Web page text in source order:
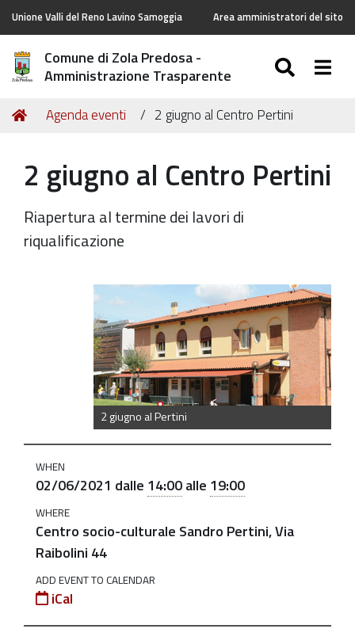
Unione Valli del Reno Lavino Samoggia Area amministratori del sito
Comune di Zola Predosa -
Amministrazione Trasparente
Tu
Home
Agenda eventi 2 giugno al Centro Pertini
2 giugno al Centro Pertini
Riapertura al termine dei lavori di
riqualificazione
2 giugno al Pertini
https://old.comune.zolapredosa.bo.it/events/2-
al
Centro
Pertini
2021-
06-
02T14:00:00+02:00
2021-
06-
02T19:00:00+02:00
WHEN
02/06/2021 dalle 14:00alle 19:00
WHERE
Centro socio-culturale Sandro Pertini, Via
Raibolini 44
ADD EVENT TO CALENDAR
iCal